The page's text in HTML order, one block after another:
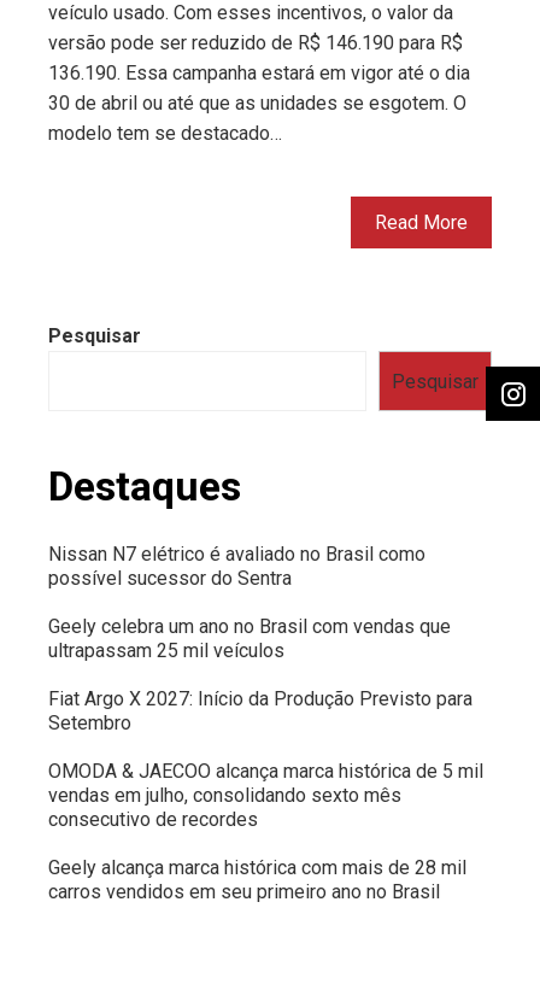
veículo usado. Com esses incentivos, o valor da
versão pode ser reduzido de R$ 146.190 para R$
136.190. Essa campanha estará em vigor até o dia
30 de abril ou até que as unidades se esgotem. O
modelo tem se destacado…
Read More
Pesquisar
Pesquisar
Destaques
Nissan N7 elétrico é avaliado no Brasil como
possível sucessor do Sentra
Geely celebra um ano no Brasil com vendas que
ultrapassam 25 mil veículos
Fiat Argo X 2027: Início da Produção Previsto para
Setembro
OMODA & JAECOO alcança marca histórica de 5 mil
vendas em julho, consolidando sexto mês
consecutivo de recordes
Geely alcança marca histórica com mais de 28 mil
carros vendidos em seu primeiro ano no Brasil